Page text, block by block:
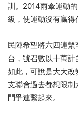
訓。2014雨傘運動
級，使運動沒有贏得
民陣希望將六四連
台，號召數以十萬
如此，可說是大大
支聯會過去都想限
鬥爭連繫起來。